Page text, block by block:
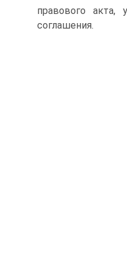
правового акта,
соглашения.